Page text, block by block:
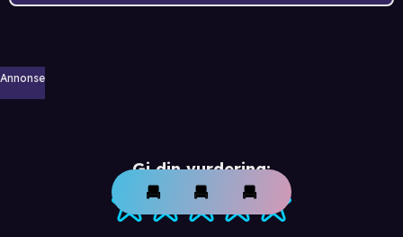
Annonse
Gi din vurdering: